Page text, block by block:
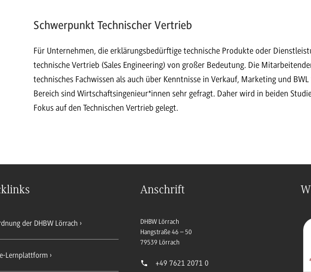
Schwerpunkt Technischer Vertrieb
Für Unternehmen, die erklärungsbedürftige technische Produkte oder
technische Vertrieb (Sales Engineering) von großer Bedeutung. Die
technisches Fachwissen als auch über Kenntnisse in Verkauf, Marketing und
Bereich sind Wirtschaftsingenieur*innen sehr gefragt. Daher wird in beiden
Fokus auf den Technischen Vertrieb gelegt.
der DHBW Lörrach
Lernplattform
Anschrift
DHBW Lörrach
Hangstraße 46 – 50
79539 Lörrach
+49 7621 2071 0